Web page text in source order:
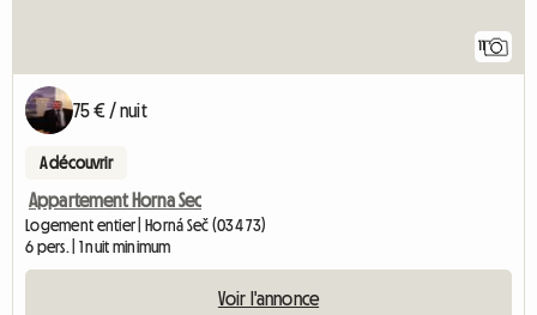
75 € / nuit
A découvrir
Appartement Horna Sec
Logement entier | Horná Seč (034 73)
6 pers. | 1 nuit minimum
Voir l'annonce